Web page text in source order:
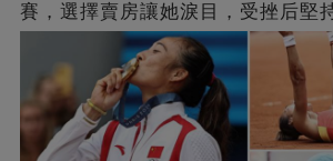
賽，選擇賣房讓她淚目，受挫后堅